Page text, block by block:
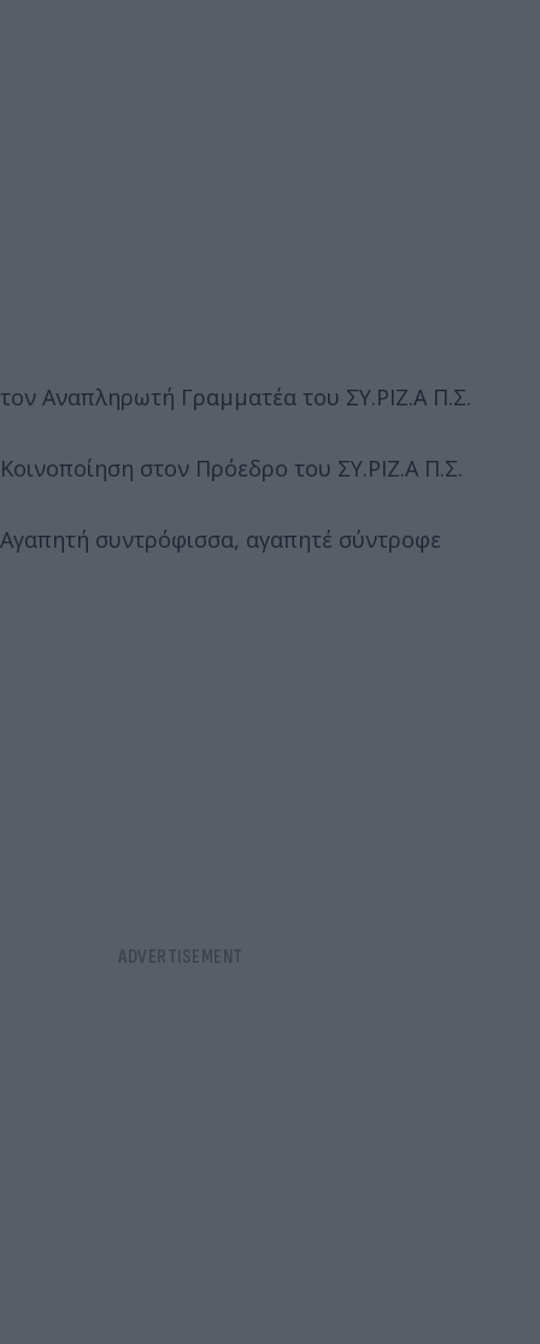
τον Αναπληρωτή Γραμματέα του ΣΥ.ΡΙΖ.Α Π.Σ.
Κοινοποίηση στον Πρόεδρο του ΣΥ.ΡΙΖ.Α Π.Σ.
Αγαπητή συντρόφισσα, αγαπητέ σύντροφε